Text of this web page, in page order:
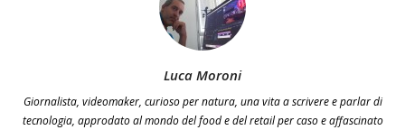
Luca Moroni
Giornalista, videomaker, curioso per natura, una vita a scrivere e parlar di
tecnologia, approdato al mondo del food e del retail per caso e affascinato